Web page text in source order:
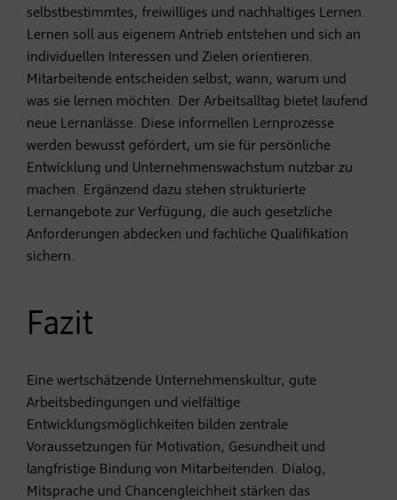
selbstbestimmtes, freiwilliges und nachhaltiges Lernen.
Lernen soll aus eigenem Antrieb entstehen und sich an
individuellen Interessen und Zielen orientieren.
Mitarbeitende entscheiden selbst, wann, warum und
was sie lernen möchten. Der Arbeitsalltag bietet laufend
neue Lernanlässe. Diese informellen Lernprozesse
werden bewusst gefördert, um sie für persönliche
Entwicklung und Unternehmenswachstum nutzbar zu
machen. Ergänzend dazu stehen strukturierte
Lernangebote zur Verfügung, die auch gesetzliche
Anforderungen abdecken und fachliche Qualifikation
sichern.
Fazit
Eine wertschätzende Unternehmenskultur, gute
Arbeitsbedingungen und vielfältige
Entwicklungsmöglichkeiten bilden zentrale
Voraussetzungen für Motivation, Gesundheit und
langfristige Bindung von Mitarbeitenden. Dialog,
Mitsprache und Chancengleichheit stärken das